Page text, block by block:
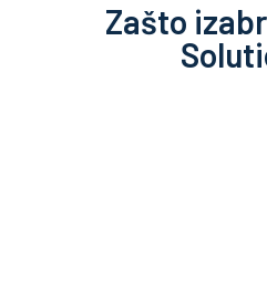
Zašto